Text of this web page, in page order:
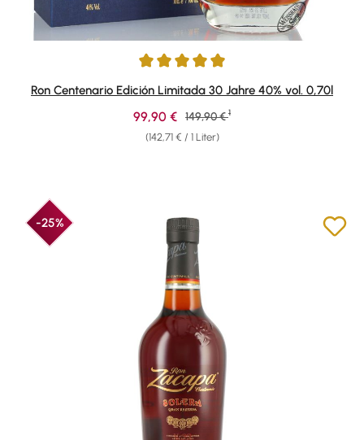
Durchschnittliche Bewertung von 4.92 von 5 Sternen
Ron Centenario Edición Limitada 30 Jahre 40% vol. 0,70l
(142,71 € / 1 Liter)
Verkaufspreis:
99,90 € Regulärer Preis:
149,90 € 1
-25%